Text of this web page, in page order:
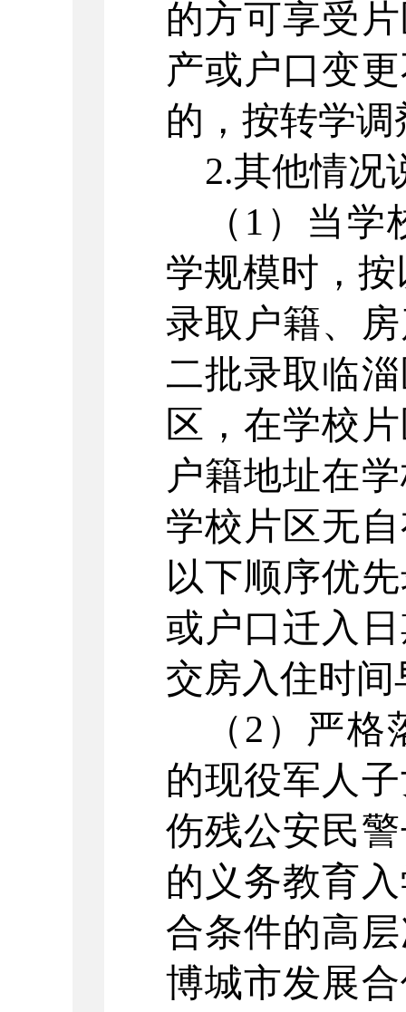
的方可享受
产或户口变
的，按转学
2.其他情况
（ 1 ）当学
学规模时，
录取户籍、
二批录取临
区，在学校
户籍地址在
学校片区无
以下顺序优
或户口迁入
交房入住时间
（2 ）严格
的现役军人
伤残公安民
的义务教育
合条件的高
博城市发展